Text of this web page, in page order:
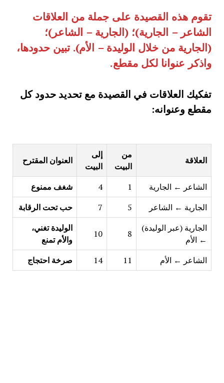
تقوم هذه القصيدة على جملة من العلاقات
الشاعر – الجارية)؛ (الجارية – الشاعر)؛
(الجارية من خلال الوليدة – الأم). تبين حدودها،
واذكر عنوانا لكل مقطع.
تفكيك العلاقات في القصيدة مع تحديد حدود كل
مقطع وعنوانه:
العلاقة
من
البيت
إلى
البيت
العنوان المقترح
الشاعر ← الجارية 1
4
شغف ممنوع
الجارية ← الشاعر
5
7
حب تحت الرقابة
الجارية (عبر الوليدة)
← الأم
8
10
الوليدة تغني،
والأم تمنع
الشاعر ← الأم
11
14 صرخة احتجاج